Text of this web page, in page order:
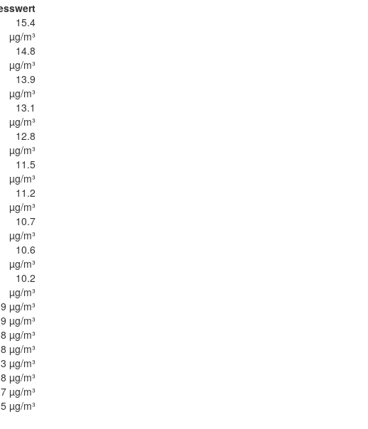
15.4
µg/m³
14.8
µg/m³
13.9
µg/m³
13.1
µg/m³
12.8
µg/m³
11.5
µg/m³
11.2
µg/m³
10.7
µg/m³
10.6
µg/m³
10.2
µg/m³
µg/m³
µg/m³
µg/m³
µg/m³
µg/m³
µg/m³
µg/m³
µg/m³